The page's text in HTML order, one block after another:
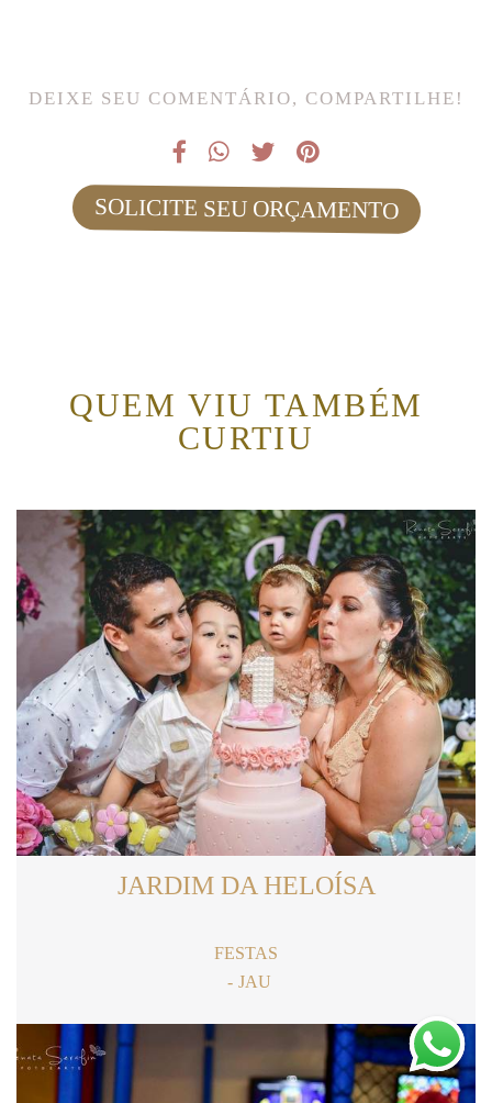
DEIXE SEU COMENTÁRIO, COMPARTILHE!
SOLICITE SEU ORÇAMENTO
QUEM VIU TAMBÉM
CURTIU
JARDIM DA HELOÍSA
FESTAS
JAU